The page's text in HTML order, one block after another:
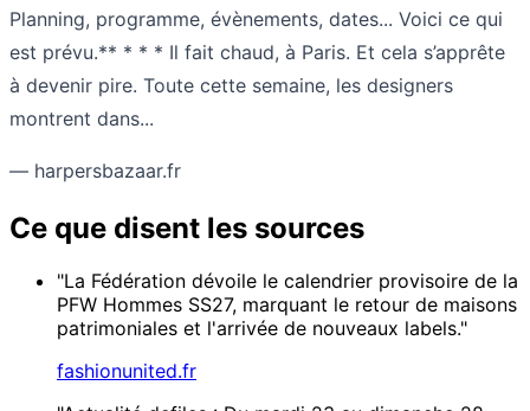
Planning, programme, évènements, dates... Voici ce qui
est prévu.** * * * Il fait chaud, à Paris. Et cela s’apprête
à devenir pire. Toute cette semaine, les designers
montrent dans...
— harpersbazaar.fr
Ce que disent les sources
"La Fédération dévoile le calendrier provisoire de la
PFW Hommes SS27, marquant le retour de maisons
patrimoniales et l'arrivée de nouveaux labels."
fashionunited.fr